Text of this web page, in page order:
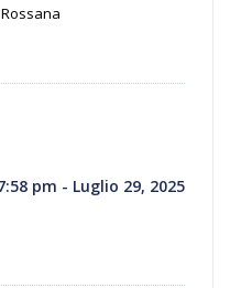
pm - Luglio 29, 2025